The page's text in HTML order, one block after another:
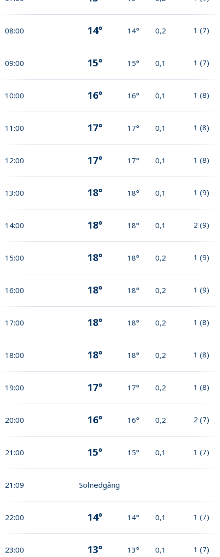
08:00 14° 14° 0,2 1 (7)
09:00 15° 15° 0,1 1 (7)
10:00 16° 16° 0,1 1 (8)
11:00 17° 17° 0,1 1 (8)
12:00 17° 17° 0,1 1 (8)
13:00 18° 18° 0,1 1 (9)
14:00 18° 18° 0,1 2 (9)
15:00 18° 18° 0,2 1 (9)
16:00 18° 18° 0,2 1 (9)
17:00 18° 18° 0,2 1 (8)
18:00 18° 18° 0,2 1 (8)
19:00 17° 17° 0,2 1 (8)
20:00 16° 16° 0,2 2 (7)
21:00 15° 15° 0,1 1 (7)
21:09 Solnedgång
22:00 14° 14° 0,1 1 (7)
23:00 13° 13° 0,1 1 (7)